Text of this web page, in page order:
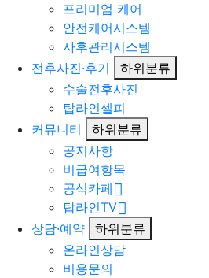
프리미엄 케어
안전케어시스템
사후관리시스템
전후사진·후기
하위분류
수술전후사진
탑라인셀피
커뮤니티
하위분류
공지사항
비급여항목
공식카페
탑라인TV
상담·예약
하위분류
온라인상담
비용문의